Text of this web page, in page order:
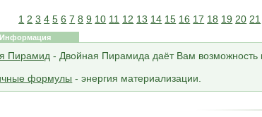
1 2 3 4 5 6 7 8 9 10 11 12 13 14 15 16 17 18 19 20 21
Информация
Пирамид - Двойная Пирамида даёт Вам
формулы - энергия материализации.